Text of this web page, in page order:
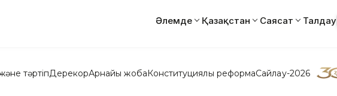
Әлемде Қазақстан Саясат Талдау
тәртіпДерекқорАрнайы жобаКонституциялық реформаСайлау-2026